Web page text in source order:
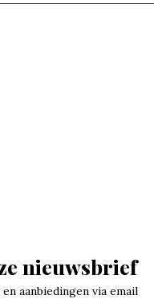
nieuwsbrief
aanbiedingen via email